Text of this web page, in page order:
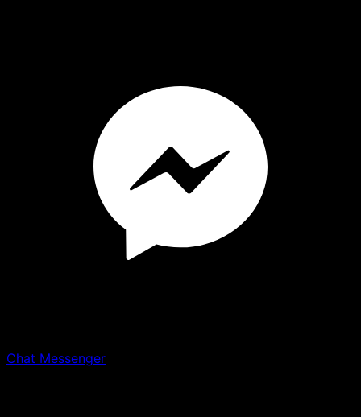
Chat Messenger